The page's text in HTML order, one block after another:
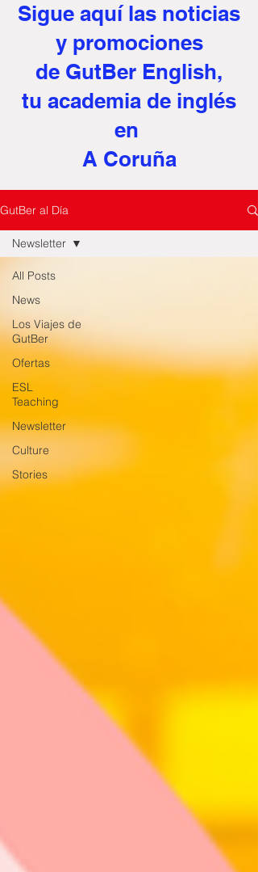
Sigue aquílas noticias
y promociones
de GutBer English,
tu academia de inglés
en
A Coruña
GutBer al Día
All Posts
News
Los Viajes de
GutBer
Ofertas
ESL
Teaching
Newsletter
Culture
Stories
Newsletter